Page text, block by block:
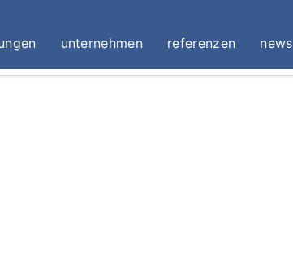
unternehmen referenzen news